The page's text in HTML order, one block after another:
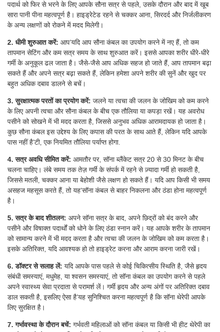
पदार्थ को फिर से भरने के लिए आपके सौना सत्र से पहले, उसके दौरान और बाद में खूब
सारा पानी पीना महत्वपूर्ण है। हाइड्रेटेड रहने से चक्कर आना, सिरदर्द और निर्जलीकरण
के अन्य लक्षणों को रोकने में मदद मिलेगी।
2. धीमी शुरुआत करें: आप’यदि आप सौना कंबल का उपयोग करने में नए हैं, तो कम
तापमान सेटिंग और कम सत्र समय के साथ शुरुआत करें। इससे आपका शरीर धीरे-धीरे
गर्मी के अनुकूल ढल जाता है। जैसे-जैसे आप अधिक सहज हो जाते हैं, आप तापमान बढ़ा
सकते हैं और अपने सत्र बढ़ा सकते हैं, लेकिन हमेशा अपने शरीर की सुनें और खुद पर
बहुत अधिक दबाव डालने से बचें।
3. सुरक्षात्मक परतों का प्रयोग करें: जलने या त्वचा की जलन के जोखिम को कम करने
के लिए अपनी त्वचा और सौना कंबल के बीच एक तौलिया या कपड़ा रखें। यह अवरोध
पसीने को सोखने में भी मदद करता है, जिससे अनुभव अधिक आरामदायक हो जाता है।
कुछ सौना कंबल इस उद्देश्य के लिए कपास की परत के साथ आते हैं, लेकिन यदि आपके
पास नहीं है’टी, एक नियमित तौलिया पर्याप्त होगा.
4. सत्र अवधि सीमित करें: आमतौर पर, सॉना ब्लैंकेट सत्र 20 से 30 मिनट के बीच
चलना चाहिए। लंबे समय तक तेज़ गर्मी के संपर्क में रहने से ज़्यादा गर्मी हो सकती है,
जिससे मतली, चक्कर आना या बेहोशी जैसे लक्षण हो सकते हैं। यदि आप किसी भी समय
असहज महसूस करते हैं, तो यह’सॉना कंबल से बाहर निकलना और ठंडा होना महत्वपूर्ण
है।
5. सत्र के बाद शीतलन: अपने सॉना सत्र के बाद, अपने छिद्रों को बंद करने और
पसीने और विषाक्त पदार्थों को धोने के लिए ठंडा स्नान करें। यह आपके शरीर के तापमान
को सामान्य करने में भी मदद करता है और त्वचा की जलन के जोखिम को कम करता है।
इसके अतिरिक्त, यदि आवश्यक हो तो हाइड्रेट करना और आराम करना जारी रखें।
6. डॉक्टर से सलाह लें: यदि आपके पास पहले से कोई चिकित्सीय स्थिति है, जैसे हृदय
संबंधी समस्याएं, मधुमेह, या श्वसन समस्याएं, तो सॉना कंबल का उपयोग करने से पहले
अपने स्वास्थ्य सेवा प्रदाता से परामर्श लें। गर्मी हृदय और अन्य अंगों पर अतिरिक्त दबाव
डाल सकती है, इसलिए ऐसा है’यह सुनिश्चित करना महत्वपूर्ण है कि सॉना थेरेपी आपके
लिए सुरक्षित है।
7. गर्भावस्था के दौरान बचें: गर्भवती महिलाओं को सॉना कंबल या किसी भी हीट थेरेपी का